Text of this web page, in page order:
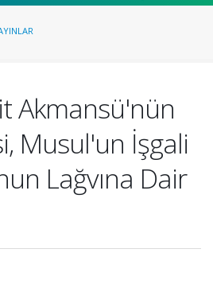
Akmansü'nün
Musul'un İşgali
Lağvına Dair